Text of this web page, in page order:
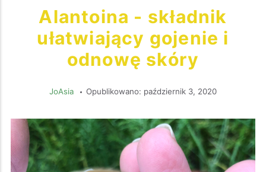
Alantoina - składnik
ułatwiający gojenie i
odnowę skóry
JoAsia Opublikowano: październik 3, 2020